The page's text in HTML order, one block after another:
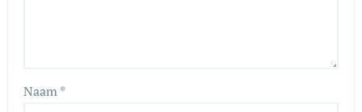
Naam*